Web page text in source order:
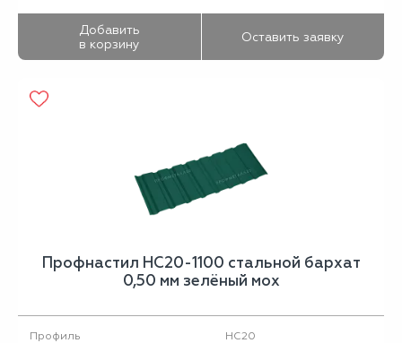
Добавить
в корзину
Оставить заявку
Профнастил НС20-1100 стальной бархат
0,50 мм зелёный мох
Профиль
НС20